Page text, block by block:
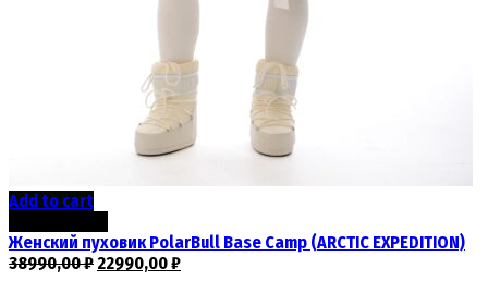
Add to cart
Женский пуховик PolarBull Base Camp (ARCTIC EXPEDITION)
38990,00₽22990,00₽